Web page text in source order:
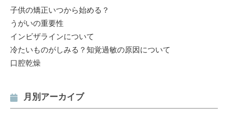
子供の矯正いつから始める？
うがいの重要性
インビザラインについて
冷たいものがしみる？知覚過敏の原因について
口腔乾燥
月別アーカイブ